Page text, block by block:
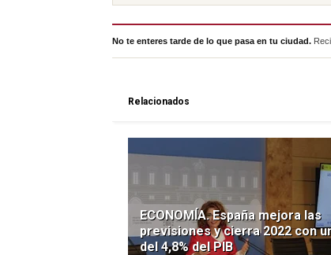
No te enteres tarde de lo que pasa en tu ciudad.
Relacionados
ECONOMÍA. España mejora las
previsiones y cierra 2022 con
del 4,8% del PIB